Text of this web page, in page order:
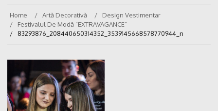
Home Artă Decorativă
Design Vestimentar
Festivalul De Modă ”EXTRAVAGANCE”
83293876_208440650314352_3539145668578770944_n